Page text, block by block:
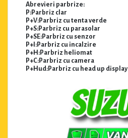
Abrevieri parbrize:
P:Parbriz clar
P+V:Parbriz cu tenta verde
P+S:Parbriz cu parasolar
P+SE:Parbriz cu senzor
P+I:Parbriz cu incalzire
P+H:Parbriz heliomat
P+C:Parbriz cu camera
P+Hud:Parbriz cu head up display